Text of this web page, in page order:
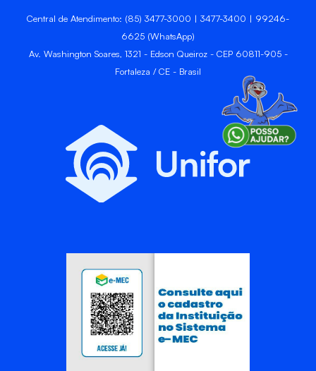
Central de Atendimento: (85) 3477-3000 | 3477-3400 | 99246-
6625 (WhatsApp)
Av. Washington Soares, 1321 - Edson Queiroz - CEP 60811-905 -
Fortaleza / CE - Brasil